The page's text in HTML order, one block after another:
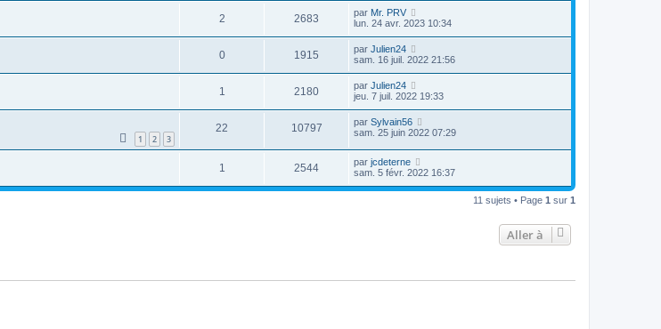
2 2683 par Mr. PRV
lun. 24 avr. 2023 10:34
0 1915 par Julien24
sam. 16 juil. 2022 21:56
1 2180 par Julien24
jeu. 7 juil. 2022 19:33
1 2 3
22 10797 par Sylvain56
sam. 25 juin 2022 07:29
1 2544 par jcdeterne
sam. 5 févr. 2022 16:37
11 sujets • Page 1 sur 1
Aller à